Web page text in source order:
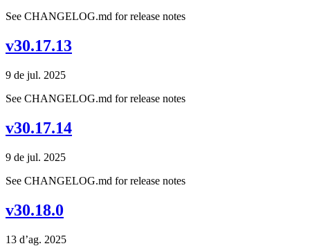
See CHANGELOG.md for release notes
v30.17.13
9 de jul. 2025
See CHANGELOG.md for release notes
v30.17.14
9 de jul. 2025
See CHANGELOG.md for release notes
v30.18.0
13 d’ag. 2025